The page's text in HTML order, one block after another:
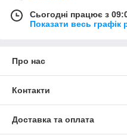
Сьогодні працює з
Показати весь графік
Про нас
Контакти
Доставка та оплата